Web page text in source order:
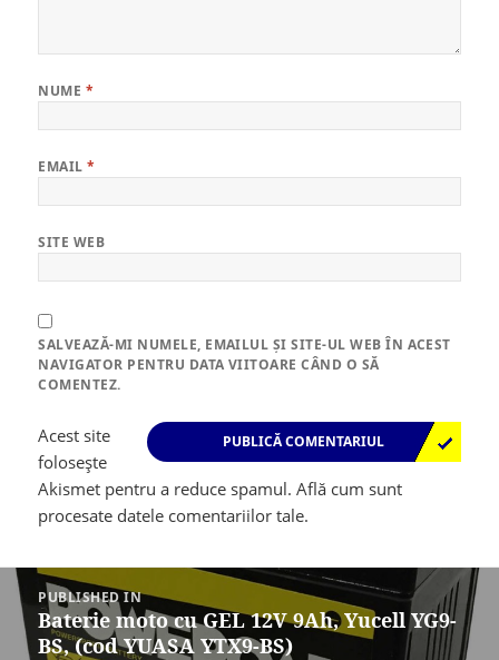
NUME *
EMAIL*
SITE WEB
SALVEAZĂ-MI NUMELE, EMAILUL ȘI SITE-UL WEB ÎN ACEST
NAVIGATOR PENTRU DATA VIITOARE CÂND O SĂ
COMENTEZ.
Acest site
folosește
Akismet pentru a reduce spamul.Află cum sunt
procesate datele comentariilor tale.
Navigare
articole
PUBLISHED IN
Baterie moto cu GEL 12V 9Ah, Yucell YG9-
BS, (cod YUASA YTX9-BS)